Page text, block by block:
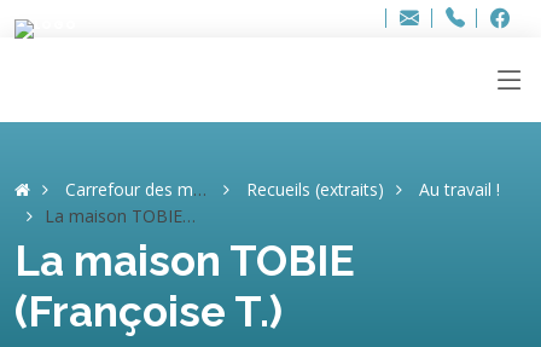
Adresse
info..hâthe..
Tel.
Tel.
Carrefour des mémoires Recueils (extraits)
Au travail !
La maison TOBIE (Françoise T.)
La maison TOBIE
(Françoise T.)